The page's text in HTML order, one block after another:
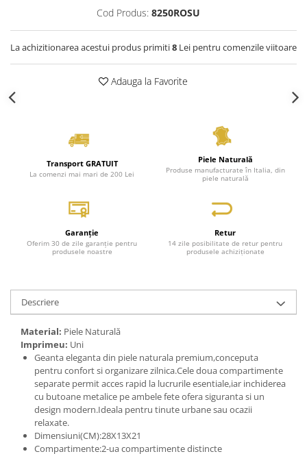
Cod Produs: 8250ROSU
La achizitionarea acestui produs primiti8 Lei pentru comenzile viitoare
Adauga la Favorite
Transport GRATUIT
La comenzi mai mari de 200 Lei
Piele Naturală
Produse manufacturate în Italia, din
piele naturală
Garanție
Oferim 30 de zile garanție pentru
produsele noastre
Retur
14 zile posibilitate de retur pentru
produsele achiziționate
Descriere
Material: Piele Naturală
Imprimeu: Uni
Geanta eleganta din piele naturala premium,conceputa
pentru confort si organizare zilnica.Cele doua compartimente
separate permit acces rapid la lucrurile esentiale,iar inchiderea
cu butoane metalice pe ambele fete ofera siguranta si un
design modern.Ideala pentru tinute urbane sau ocazii
relaxate.
Dimensiuni(CM):28X13X21
Compartimente:2-ua compartimente distincte